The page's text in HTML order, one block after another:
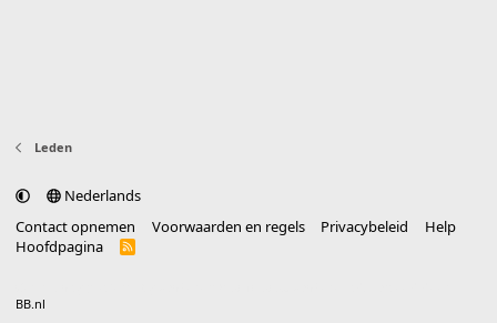
Leden
Nederlands
Contact opnemen
Voorwaarden en regels Privacybeleid
Help
Hoofdpagina
R
BB.nl